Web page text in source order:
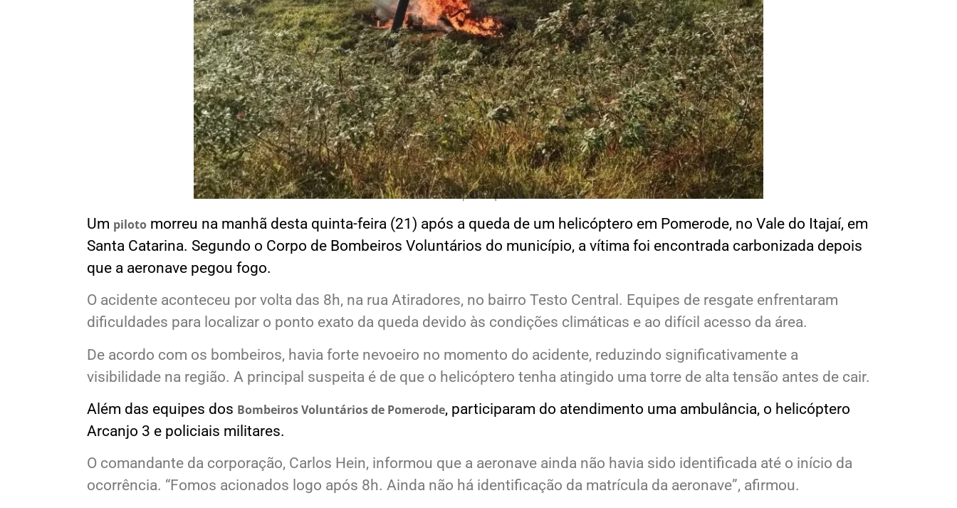
Foto: Reprodução ND+
Um piloto morreu na manhã desta quinta-feira (21) após a queda de um helicóptero em Pomerode, no Vale do Itajaí, em
Santa Catarina. Segundo o Corpo de Bombeiros Voluntários do município, a vítima foi encontrada carbonizada depois
que a aeronave pegou fogo.
O acidente aconteceu por volta das 8h, na rua Atiradores, no bairro Testo Central. Equipes de resgate enfrentaram
dificuldades para localizar o ponto exato da queda devido às condições climáticas e ao difícil acesso da área.
De acordo com os bombeiros, havia forte nevoeiro no momento do acidente, reduzindo significativamente a
visibilidade na região. A principal suspeita é de que o helicóptero tenha atingido uma torre de alta tensão antes de cair.
Além das equipes dos Bombeiros Voluntários de Pomerode, participaram do atendimento uma ambulância, o helicóptero
Arcanjo 3 e policiais militares.
O comandante da corporação, Carlos Hein, informou que a aeronave ainda não havia sido identificada até o início da
ocorrência. “Fomos acionados logo após 8h. Ainda não há identificação da matrícula da aeronave”, afirmou.